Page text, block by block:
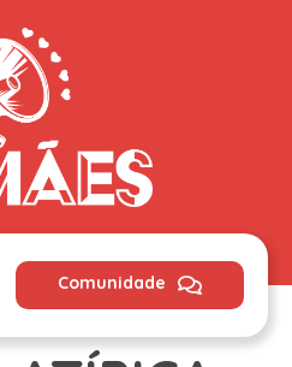
Comunidade